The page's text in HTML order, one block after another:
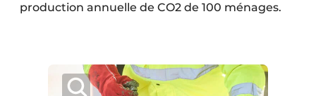
production annuelle de CO2 de 100 ménages.